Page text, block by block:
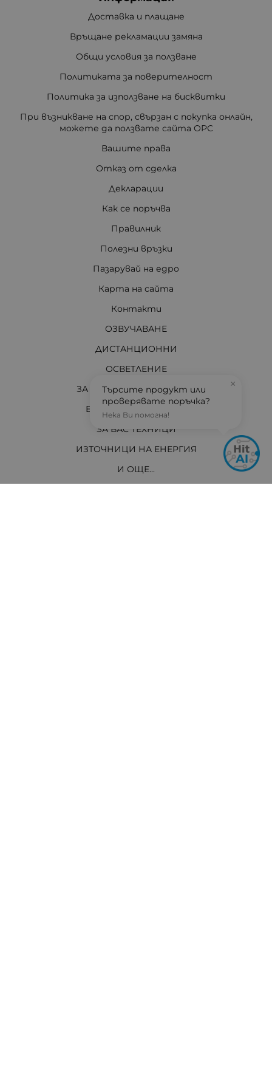
Доставка и плащане
Връщане рекламации замяна
Общи условия за ползване
Политиката за поверителност
Политика за използване на бисквитки
При възникване на спор, свързан с покупка онлайн,
можете да ползвате сайта ОРС
Вашите права
Отказ от сделка
Декларации
Как се поръчва
Правилник
Полезни връзки
Пазарувай на едро
Карта на сайта
Контакти
ОЗВУЧАВАНЕ
ДИСТАНЦИОННИ
ОСВЕТЛЕНИЕ
ЗА ДОМА И АВТОМОБИЛА
ЕЛЕКТРО МАТЕРИАЛИ
ЗА ВАС ТЕХНИЦИ
ИЗТОЧНИЦИ НА ЕНЕРГИЯ
И ОЩЕ...
×
Търсите продукт или
проверявате поръчка?
Нека Ви помогна!